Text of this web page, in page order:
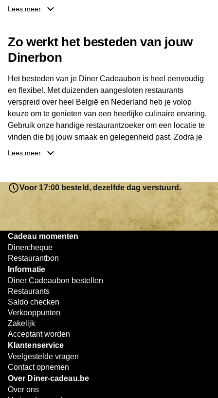
en gastronomische locaties: er is voor ieder wat wils.
buurt, bijvoorbeeld in Brussel, Antwerpen, Gent of Brugge.
De ontvanger kiest zelf waar en wanneer er wordt genoten
van deze culinaire ervaring. Zo is de Diner Cadeaubon
niet alleen een diner, maar een bijzondere belevenis.
Lees meer
Zo werkt het besteden van jouw
Dinerbon
Het besteden van je Diner Cadeaubon is heel eenvoudig
en flexibel. Met duizenden aangesloten restaurants
verspreid over heel België en Nederland heb je volop
keuze om te genieten van een heerlijke culinaire ervaring.
Gebruik onze handige restaurantzoeker om een locatie te
vinden die bij jouw smaak en gelegenheid past. Zodra je
je keuze hebt gemaakt, kun je eenvoudig reserveren en na
resterende bedrag blijft gewoon op de bon staan en kan
later worden gebruikt. Zo geniet je keer op keer van
bijzondere eetmomenten.
Lees meer
Voor 17:00 besteld, dezelfde dag verstuurd.
Cadeau momenten
Dinercheque
Restaurantbon
Informatie
Diner Cadeaubon bestellen
Restaurants
Saldo checken
Verkooppunten
Zakelijk
Acceptant worden
Klantenservice
Veelgestelde vragen
Contact opnemen
Over Diner-cadeau.be
Over ons